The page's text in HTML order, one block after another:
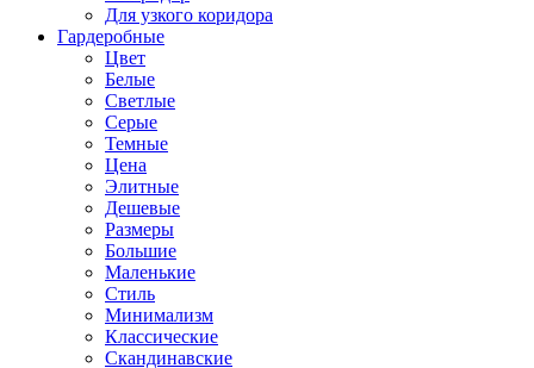
Для узкого коридора
Гардеробные
Цвет
Белые
Светлые
Серые
Темные
Цена
Элитные
Дешевые
Размеры
Большие
Маленькие
Стиль
Минимализм
Классические
Скандинавские